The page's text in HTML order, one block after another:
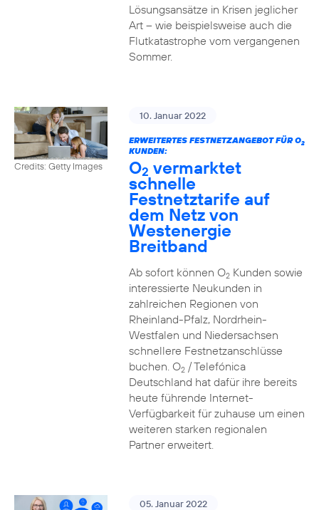
Lösungsansätze in Krisen jeglicher
Art – wie beispielsweise auch die
Flutkatastrophe vom vergangenen
Sommer.
Credits: Getty Images
10. Januar 2022
ERWEITERTES FESTNETZANGEBOT FÜR O2
KUNDEN:
O2 vermarktet
schnelle
Festnetztarife auf
dem Netz von
Westenergie
Breitband
Ab sofort können O2Kunden sowie
interessierte Neukunden in
zahlreichen Regionen von
Rheinland-Pfalz, Nordrhein-
Westfalen und Niedersachsen
schnellere Festnetzanschlüsse
buchen. O2/ Telefónica
Deutschland hat dafür ihre bereits
heute führende Internet-
Verfügbarkeit für zuhause um einen
weiteren starken regionalen
Partner erweitert.
05. Januar 2022